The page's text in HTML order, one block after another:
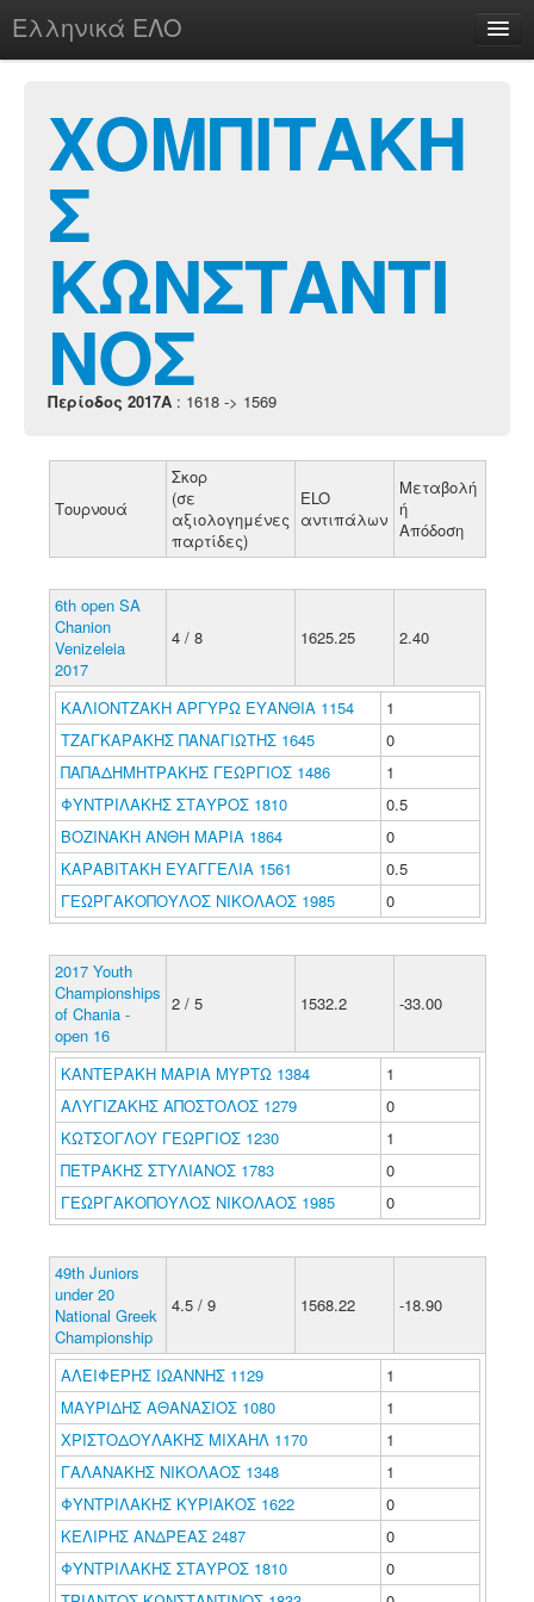
Ελληνικά ΕΛΟ
chesstu.be @ discord
Login
ΧΟΜΠΙΤΑΚΗ
Σ
ΚΩΝΣΤΑΝΤΙ
ΝΟΣ
Περίοδος 2017A : 1618 -> 1569
Τουρνουά
Σκορ
(σε
αξιολογημένες
παρτίδες)
ELO
αντιπάλων
Μεταβολή
ή
Απόδοση
6th open SA
Chanion
Venizeleia
2017
4 / 8 1625.25 2.40
ΚΑΛΙΟΝΤΖΑΚΗ ΑΡΓΥΡΩ ΕΥΑΝΘΙΑ 1154
1
ΤΖΑΓΚΑΡΑΚΗΣ ΠΑΝΑΓΙΩΤΗΣ 1645
0
ΠΑΠΑΔΗΜΗΤΡΑΚΗΣ ΓΕΩΡΓΙΟΣ 1486
1
ΦΥΝΤΡΙΛΑΚΗΣ ΣΤΑΥΡΟΣ 1810
0.5
ΒΟΖΙΝΑΚΗ ΑΝΘΗ ΜΑΡΙΑ 1864
0
ΚΑΡΑΒΙΤΑΚΗ ΕΥΑΓΓΕΛΙΑ 1561
0.5
ΓΕΩΡΓΑΚΟΠΟΥΛΟΣ ΝΙΚΟΛΑΟΣ 1985
0
2017 Youth
Championships
of Chania -
open 16
2 / 5 1532.2 -33.00
ΚΑΝΤΕΡΑΚΗ ΜΑΡΙΑ ΜΥΡΤΩ 1384
1
ΑΛΥΓΙΖΑΚΗΣ ΑΠΟΣΤΟΛΟΣ 1279
0
ΚΩΤΣΟΓΛΟΥ ΓΕΩΡΓΙΟΣ 1230
1
ΠΕΤΡΑΚΗΣ ΣΤΥΛΙΑΝΟΣ 1783
0
ΓΕΩΡΓΑΚΟΠΟΥΛΟΣ ΝΙΚΟΛΑΟΣ 1985
0
49th Juniors
under 20
National Greek
Championship
4.5 / 9 1568.22 -18.90
ΑΛΕΙΦΕΡΗΣ ΙΩΑΝΝΗΣ 1129
1
ΜΑΥΡΙΔΗΣ ΑΘΑΝΑΣΙΟΣ 1080
1
ΧΡΙΣΤΟΔΟΥΛΑΚΗΣ ΜΙΧΑΗΛ 1170
1
ΓΑΛΑΝΑΚΗΣ ΝΙΚΟΛΑΟΣ 1348
1
ΦΥΝΤΡΙΛΑΚΗΣ ΚΥΡΙΑΚΟΣ 1622
0
ΚΕΛΙΡΗΣ ΑΝΔΡΕΑΣ 2487
0
ΦΥΝΤΡΙΛΑΚΗΣ ΣΤΑΥΡΟΣ 1810
0